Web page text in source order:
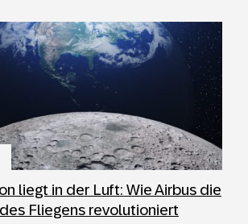
liegt in der Luft: Wie Airbus die
Fliegens revolutioniert